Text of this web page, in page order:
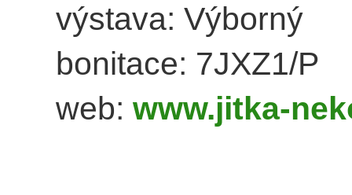
výstava: Výborný
bonitace: 7JXZ1/P
web: www.jitka-